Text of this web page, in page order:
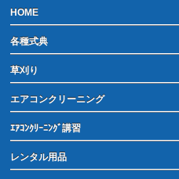
HOME
各種式典
草刈り
エアコンクリーニング
ｴｱｺﾝｸﾘｰﾆﾝｸﾞ講習
レンタル用品